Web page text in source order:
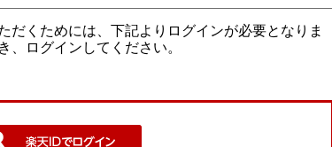
だくためには、下記よりログインが必要となりま
、ログインしてください。